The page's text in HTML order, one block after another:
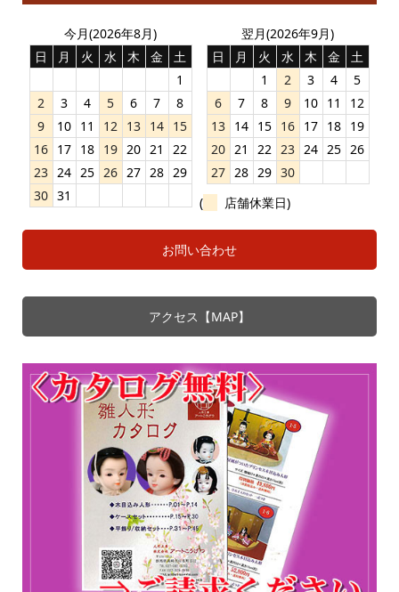
今月(2026年8月)
日
月 火 水 木 金
土
1
2
3 4 5 6 7
8
9
10 11 12 13 14 15
16 17 18 19 20 21
22
23 24 25 26 27 28 29
30 31
翌月(2026年9月)
日
月 火 水 木 金
土
1
2 3 4
5
6
7 8 9 10 11
12
13 14 15 16 17 18 19
20 21 22 23 24 25 26
27 28 29 30
(
店舗休業日)
お問い合わせ
アクセス【MAP】